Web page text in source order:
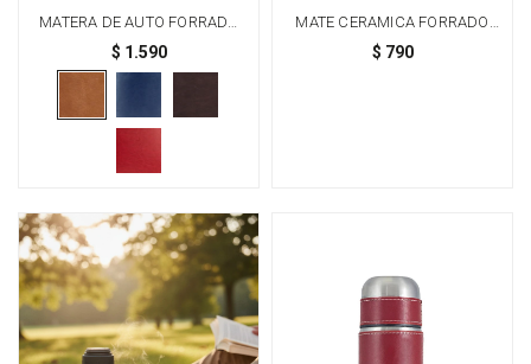
MATERA DE AUTO FORRADA
CON BASE DE MADERA -
NARANJA
$ 1.590
MATE CERAMICA FORRADO
CHICO - BEIGE
$ 790